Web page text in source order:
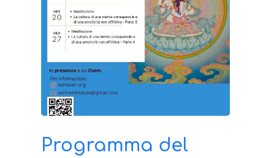
Programma del